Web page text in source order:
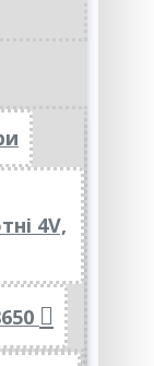
4V,